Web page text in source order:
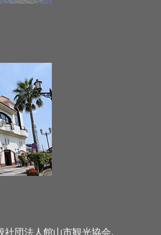
団法人館山市観光協会.